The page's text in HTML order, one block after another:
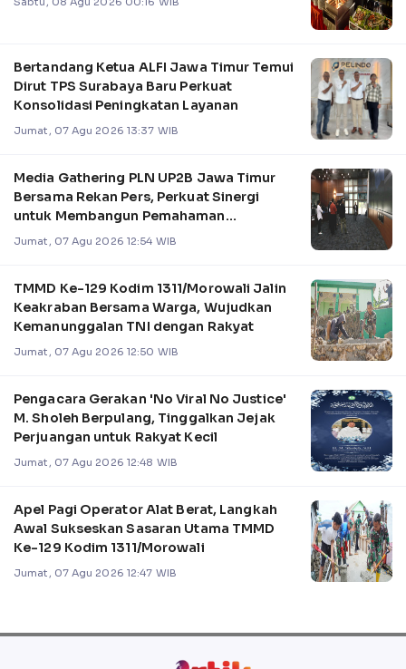
Bertandang Ketua ALFI Jawa Timur Temui
Dirut TPS Surabaya Baru Perkuat
Konsolidasi Peningkatan Layanan
Jumat, 07 Agu 2026 13:37 WIB
Media Gathering PLN UP2B Jawa Timur
Bersama Rekan Pers, Perkuat Sinergi
untuk Membangun Pemahaman
Pengelolaan Sistem Kel
Jumat, 07 Agu 2026 12:54 WIB
TMMD Ke-129 Kodim 1311/Morowali Jalin
Keakraban Bersama Warga, Wujudkan
Kemanunggalan TNI dengan Rakyat
Jumat, 07 Agu 2026 12:50 WIB
Pengacara Gerakan 'No Viral No Justice'
M. Sholeh Berpulang, Tinggalkan Jejak
Perjuangan untuk Rakyat Kecil
Jumat, 07 Agu 2026 12:48 WIB
Apel Pagi Operator Alat Berat, Langkah
Awal Sukseskan Sasaran Utama TMMD
Ke-129 Kodim 1311/Morowali
Jumat, 07 Agu 2026 12:47 WIB